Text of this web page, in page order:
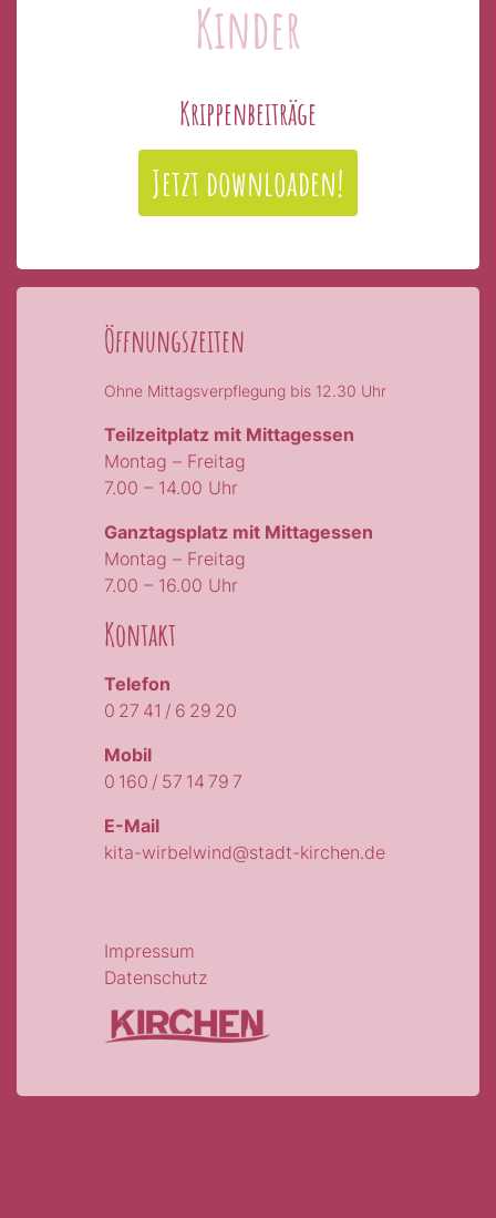
Kinder
Krippenbeiträge
Jetzt downloaden!
Öffnungszeiten
Ohne Mittagsverpflegung bis 12.30 Uhr
Teilzeitplatz mit Mittagessen
Montag – Freitag
7.00 – 14.00 Uhr
Ganztagsplatz mit Mittagessen
Montag – Freitag
7.00 – 16.00 Uhr
Kontakt
Telefon
0 27 41 / 6 29 20
Mobil
0 160 / 57 14 79 7
E-Mail
kita-wirbelwind@stadt-kirchen.de
Impressum
Datenschutz